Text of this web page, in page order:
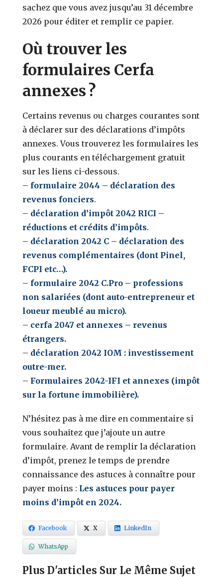
sachez que vous avez jusqu’au 31 décembre
2026 pour éditer et remplir ce papier.
Où trouver les
formulaires Cerfa
annexes ?
Certains revenus ou charges courantes sont
à déclarer sur des déclarations d’impôts
annexes. Vous trouverez les formulaires les
plus courants en téléchargement gratuit
sur les liens ci-dessous.
– formulaire 2044 – déclaration des
revenus fonciers.
– déclaration d’impôt 2042 RICI –
réductions et crédits d’impôts.
– déclaration 2042 C – déclaration des
revenus complémentaires (dont Pinel,
FCPI etc…).
– formulaire 2042 C.Pro – professions
non salariées (dont auto-entrepreneur et
loueur meublé au micro).
– cerfa 2047 et annexes – revenus
étrangers.
– déclaration 2042 IOM : investissement
outre-mer.
– Formulaires 2042-IFI et annexes (impôt
sur la fortune immobilière).
N’hésitez pas à me dire en commentaire si
vous souhaitez que j’ajoute un autre
formulaire. Avant de remplir la déclaration
d’impôt, prenez le temps de prendre
connaissance des astuces à connaître pour
payer moins : Les astuces pour payer
moins d’impôt en 2024.
Facebook X LinkedIn
WhatsApp
Plus D'articles Sur Le Même Sujet